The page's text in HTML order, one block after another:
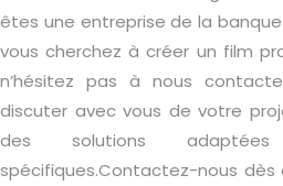
êtes une entreprise de la
vous cherchez à créer un film
n’hésitez pas à nous
discuter avec vous de votre
des solutions
spécifiques.Contactez-nous dès